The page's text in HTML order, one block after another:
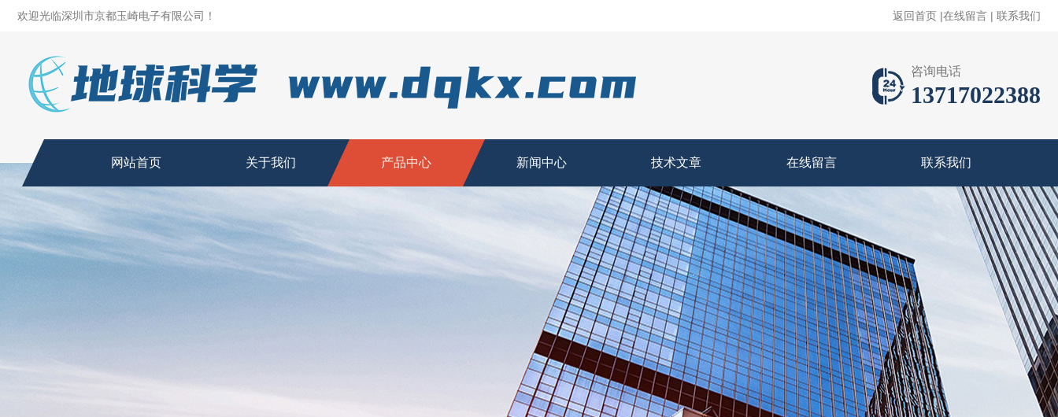
欢迎光临深圳市京都玉崎电子有限公司！ 返回首页 |在线留言 | 联系我们
咨询电话
13717022388
网站首页 关于我们 产品中心 新闻中心 技术文章 在线留言 联系我们